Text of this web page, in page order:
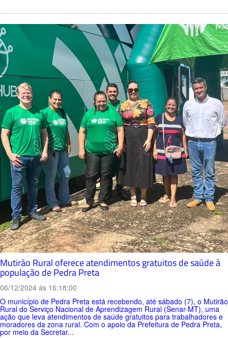
Mutirão Rural oferece atendimentos gratuitos de saúde à
população de Pedra Preta
06/12/2024 ás 16:18:00
O município de Pedra Preta está recebendo, até sábado (7), o Mutirão
Rural do Serviço Nacional de Aprendizagem Rural (Senar-MT), uma
ação que leva atendimentos de saúde gratuitos para trabalhadores e
moradores da zona rural. Com o apoio da Prefeitura de Pedra Preta,
por meio da Secretar...